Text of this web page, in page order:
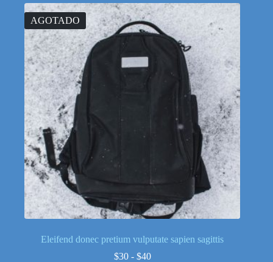
AGOTADO
Eleifend donec pretium vulputate sapien sagittis
$30 - $40Rango